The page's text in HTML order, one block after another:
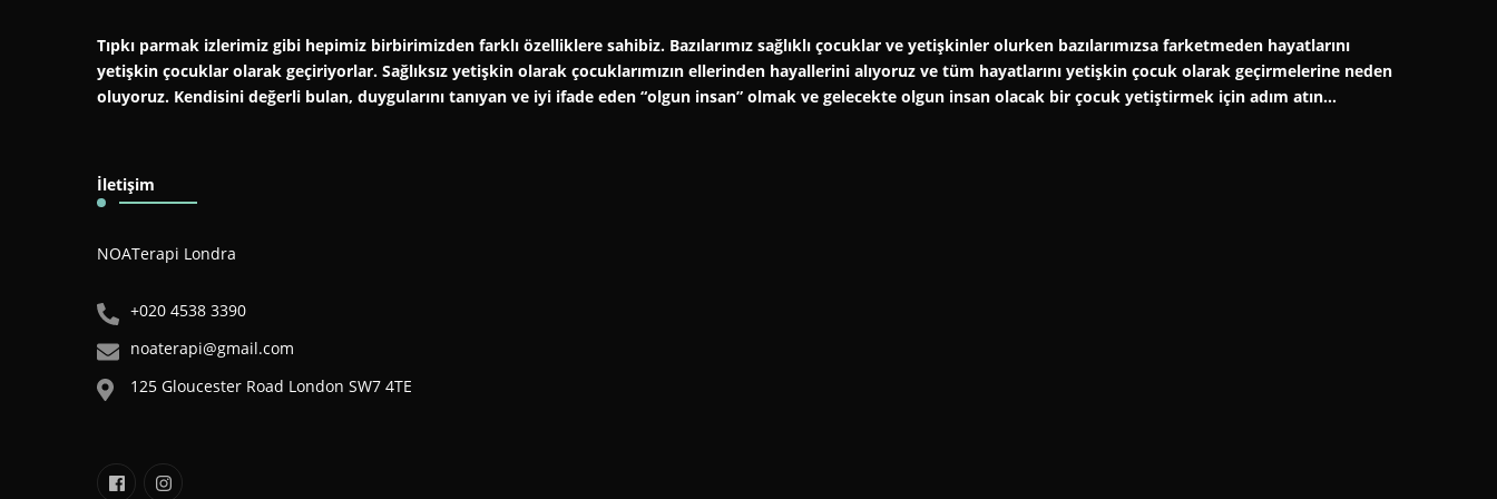
Tıpkı parmak izlerimiz gibi hepimiz birbirimizden farklı özelliklere sahibiz. Bazılarımız sağlıklı çocuklar ve yetişkinler olurken bazılarımızsa farketmeden hayatlarını
yetişkin çocuklar olarak geçiriyorlar. Sağlıksız yetişkin olarak çocuklarımızın ellerinden hayallerini alıyoruz ve tüm hayatlarını yetişkin çocuk olarak geçirmelerine neden
oluyoruz. Kendisini değerli bulan, duygularını tanıyan ve iyi ifade eden “olgun insan” olmak ve gelecekte olgun insan olacak bir çocuk yetiştirmek için adım atın…
İletişim
NOATerapi Londra
+020 4538 3390
noaterapi@gmail.com
125 Gloucester Road London SW7 4TE